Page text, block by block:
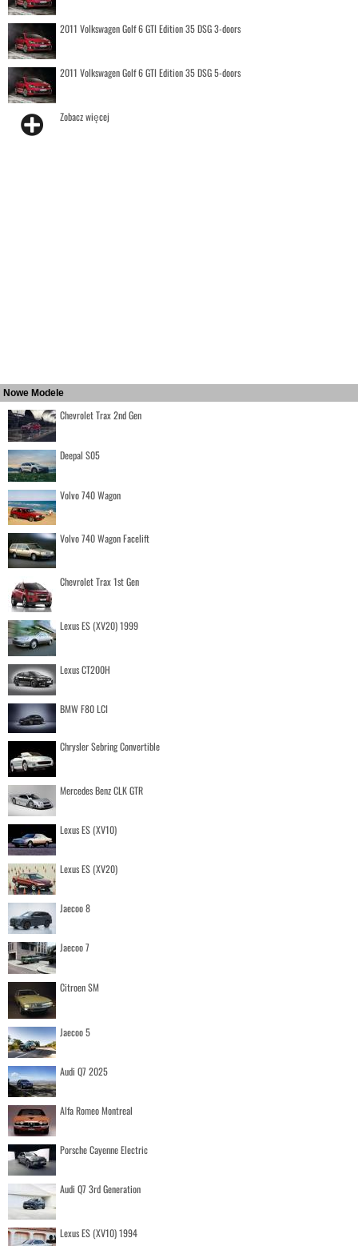
2011 Volkswagen Golf 6 GTI Edition 35 DSG 3-doors
2011 Volkswagen Golf 6 GTI Edition 35 DSG 5-doors
Zobacz więcej
Nowe Modele
Chevrolet Trax 2nd Gen
Deepal S05
Volvo 740 Wagon
Volvo 740 Wagon Facelift
Chevrolet Trax 1st Gen
Lexus ES (XV20) 1999
Lexus CT200H
BMW F80 LCI
Chrysler Sebring Convertible
Mercedes Benz CLK GTR
Lexus ES (XV10)
Lexus ES (XV20)
Jaecoo 8
Jaecoo 7
Citroen SM
Jaecoo 5
Audi Q7 2025
Alfa Romeo Montreal
Porsche Cayenne Electric
Audi Q7 3rd Generation
Lexus ES (XV10) 1994